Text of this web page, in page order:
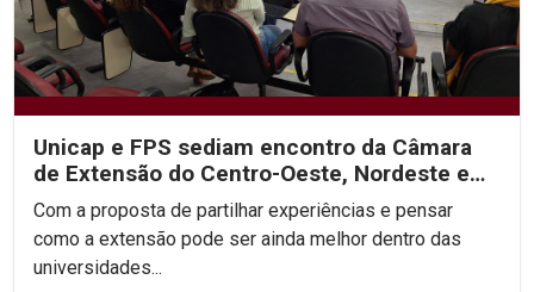
Unicap e FPS sediam encontro da Câmara
de Extensão do Centro-Oeste, Nordeste e
Norte do Brasil
Com a proposta de partilhar experiências e pensar
como a extensão pode ser ainda melhor dentro das
universidades...